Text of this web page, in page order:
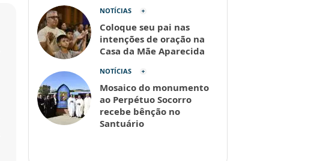
NOTÍCIAS
Coloque seu pai nas
intenções de oração na
Casa da Mãe Aparecida
NOTÍCIAS
Mosaico do monumento
ao Perpétuo Socorro
recebe bênção no
Santuário